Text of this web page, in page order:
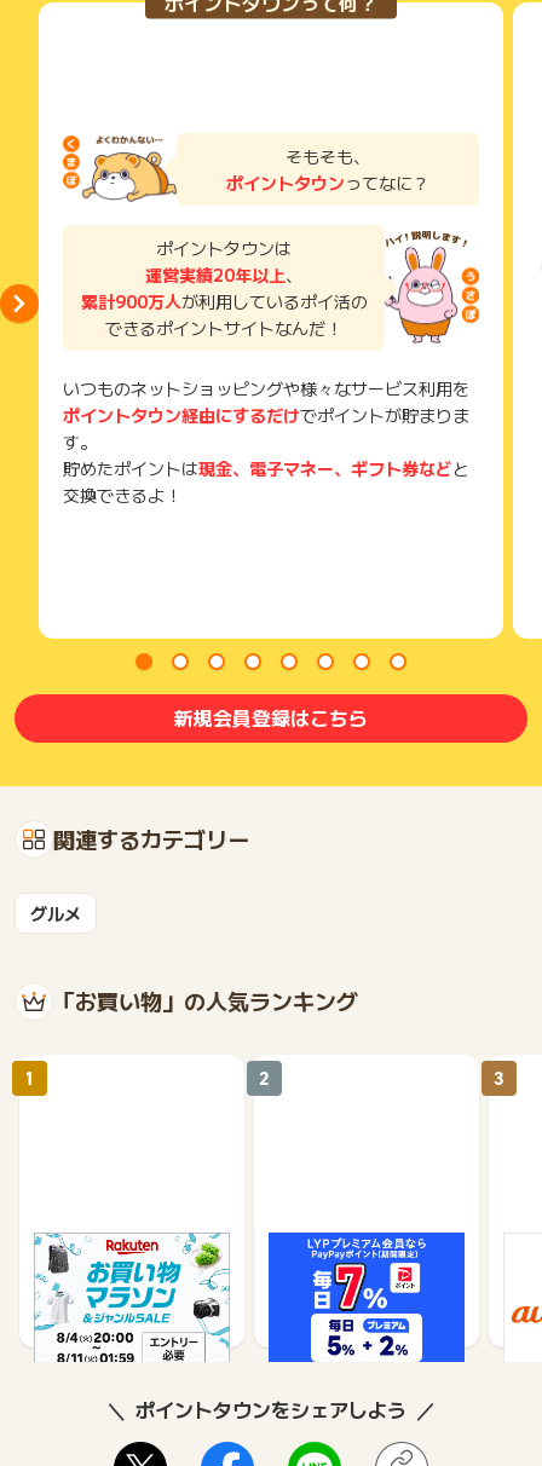
法がある場合、必ずサイト上のWEBフォームからお申し込みく
了などのメールは、ポイント獲得するまで必ず保管してくださ
獲得待ち・獲得失敗の状態でお問い合わせされる際に、該当の
メールを送っていただく場合がございます。
そのため、紛失・破棄された場合は対応いたしかねますので、
ご注意ください。
(※) SafariやChromeなどwebサイトを表示するアプリのこと
広告主様に直接行わないようお願いいたします。
そもそも、
ポイントタウンってなに？
ポイントタウンは
運営実績20年以上、
累計900万人が利用しているポイ活の
できるポイントサイトなんだ！
いつものネットショッピングや様々なサービス利用を
ポイントタウン経由にするだけでポイントが貯まりま
す。
貯めたポイントは現金、電子マネー、ギフト券などと
交換できるよ！
新規会員登録はこちら
関連するカテゴリー
グルメ
「お買い物」の人気ランキング
楽天市場
1%
1
Yahoo!ショッピング
1%
2 3
ポイントタウンをシェアしよう